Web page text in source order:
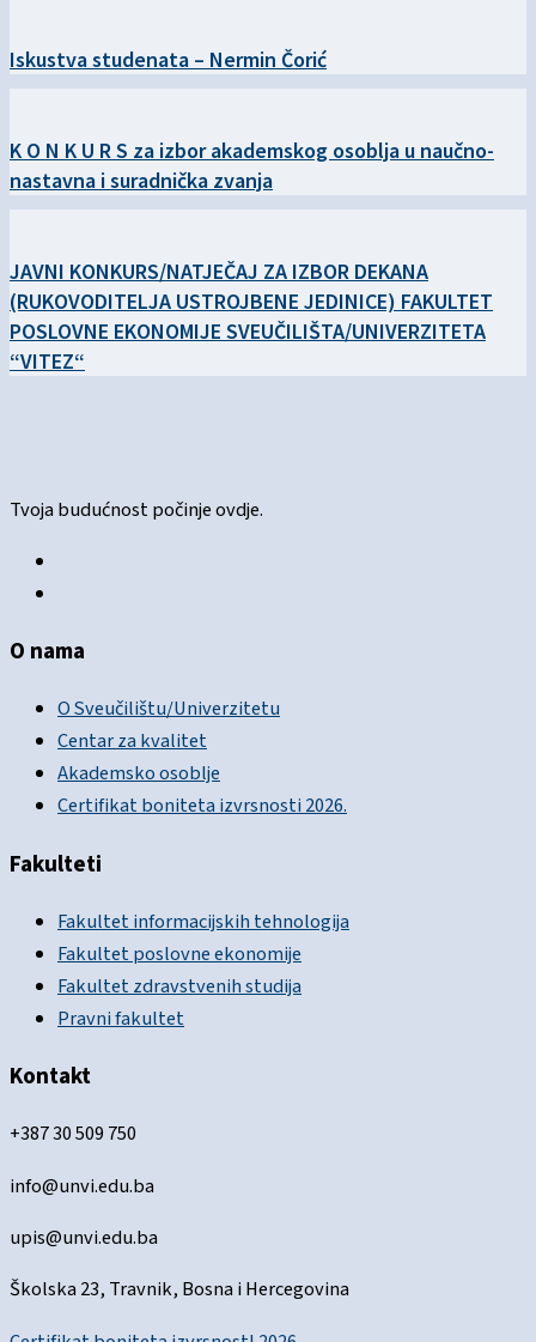
Iskustva studenata – Nermin Čorić
K O N K U R S za izbor akademskog osoblja u naučno-
nastavna i suradnička zvanja
JAVNI KONKURS/NATJEČAJ ZA IZBOR DEKANA
(RUKOVODITELJA USTROJBENE JEDINICE) FAKULTET
POSLOVNE EKONOMIJE SVEUČILIŠTA/UNIVERZITETA
“VITEZ“
Tvoja budućnost počinje ovdje.
O nama
O Sveučilištu/Univerzitetu
Centar za kvalitet
Akademsko osoblje
Certifikat boniteta izvrsnosti 2026.
Fakulteti
Fakultet informacijskih tehnologija
Fakultet poslovne ekonomije
Fakultet zdravstvenih studija
Pravni fakultet
Kontakt
+387 30 509 750
info@unvi.edu.ba
upis@unvi.edu.ba
Školska 23, Travnik, Bosna i Hercegovina